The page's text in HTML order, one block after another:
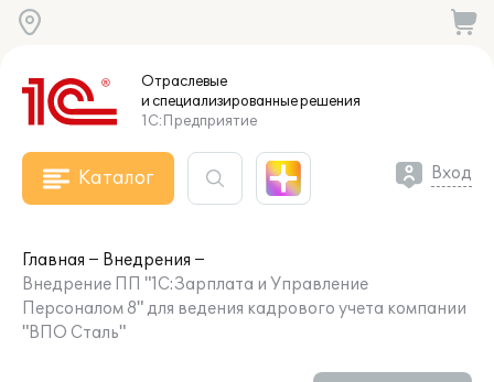
Отраслевые
и специализированныерешения
1С:Предприятие
Каталог Вход
Главная
Внедрения
Внедрение ПП "1С:Зарплата и Управление
Персоналом 8" для ведения кадрового учета компании
"ВПО Сталь"